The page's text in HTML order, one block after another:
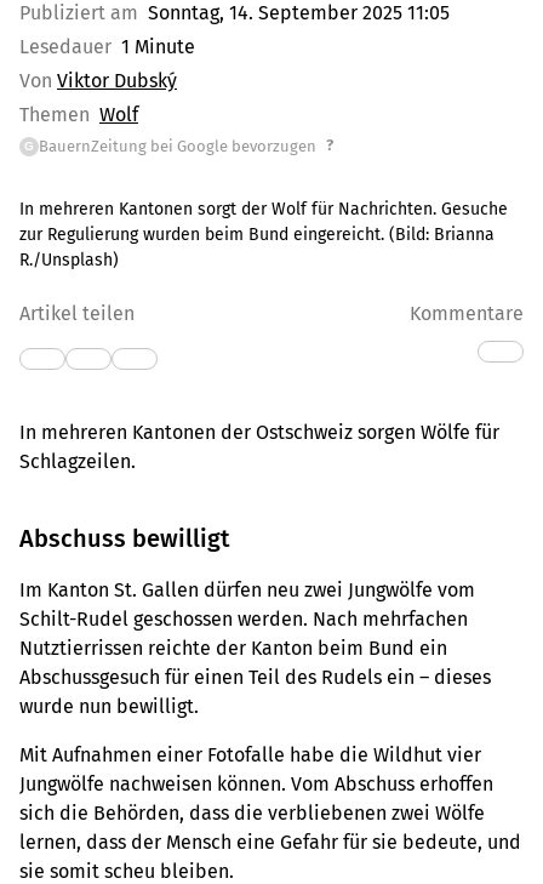
Publiziert am Sonntag, 14. September 2025 11:05
Lesedauer 1 Minute
Von Viktor Dubský
Themen Wolf
G BauernZeitung bei Google bevorzugen ?
In mehreren Kantonen sorgt der Wolf für Nachrichten. Gesuche
zur Regulierung wurden beim Bund eingereicht. (Bild: Brianna
R./Unsplash)
Artikel teilen Kommentare
In mehreren Kantonen der Ostschweiz sorgen Wölfe für
Schlagzeilen.
Abschuss bewilligt
Im Kanton St. Gallen dürfen neu zwei Jungwölfe vom
Schilt-Rudel geschossen werden. Nach mehrfachen
Nutztierrissen reichte der Kanton beim Bund ein
Abschussgesuch für einen Teil des Rudels ein – dieses
wurde nun bewilligt.
Mit Aufnahmen einer Fotofalle habe die Wildhut vier
Jungwölfe nachweisen können. Vom Abschuss erhoffen
sich die Behörden, dass die verbliebenen zwei Wölfe
lernen, dass der Mensch eine Gefahr für sie bedeute, und
sie somit scheu bleiben.